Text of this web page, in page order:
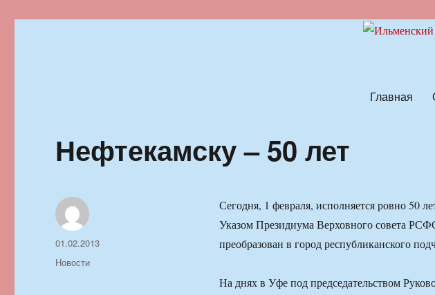
Главная
Нефтекамску – 50 лет
Сегодня, 1 февраля, исполняется ровно 50
Указом Президиума Верховного совета
преобразован в город республиканского
На днях в Уфе под председательством
Автор
Опубликовано
01.02.2013
Рубрики
Новости